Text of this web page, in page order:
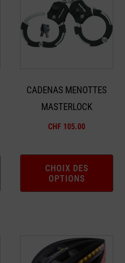
CADENAS MENOTTES
MASTERLOCK
CHF 105.00
CHOIX DES
OPTIONS
plusieurs
variations.
être
choisies
produit